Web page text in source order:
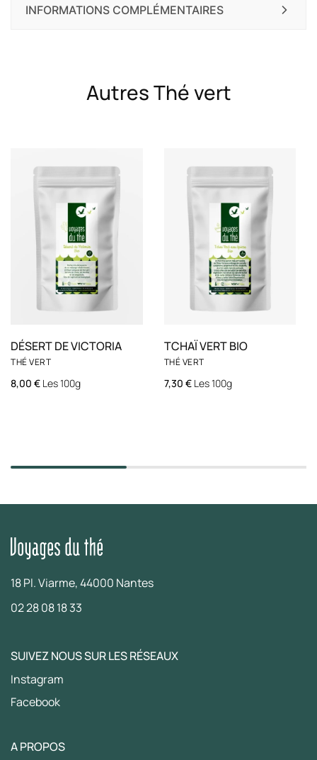
INFORMATIONS COMPLÉMENTAIRES
Autres Thé vert
THÉ VERT
DÉSERT DE VICTORIA
8,00 € Les 100g
THÉ VERT
TCHAÏ VERT BIO
7,30 € Les 100g
18 Pl. Viarme, 44000 Nantes
02 28 08 18 33
SUIVEZ NOUS SUR LES RÉSEAUX
Instagram
Facebook
A PROPOS